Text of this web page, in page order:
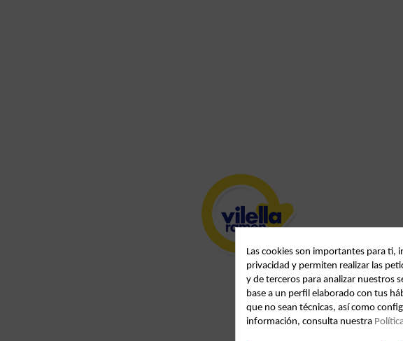
Las cookies son importantes para ti,
privacidad y permiten realizar las
y de terceros para analizar nuestros
base a un perfil elaborado con tus
que no sean técnicas, así como
información, consulta nuestra